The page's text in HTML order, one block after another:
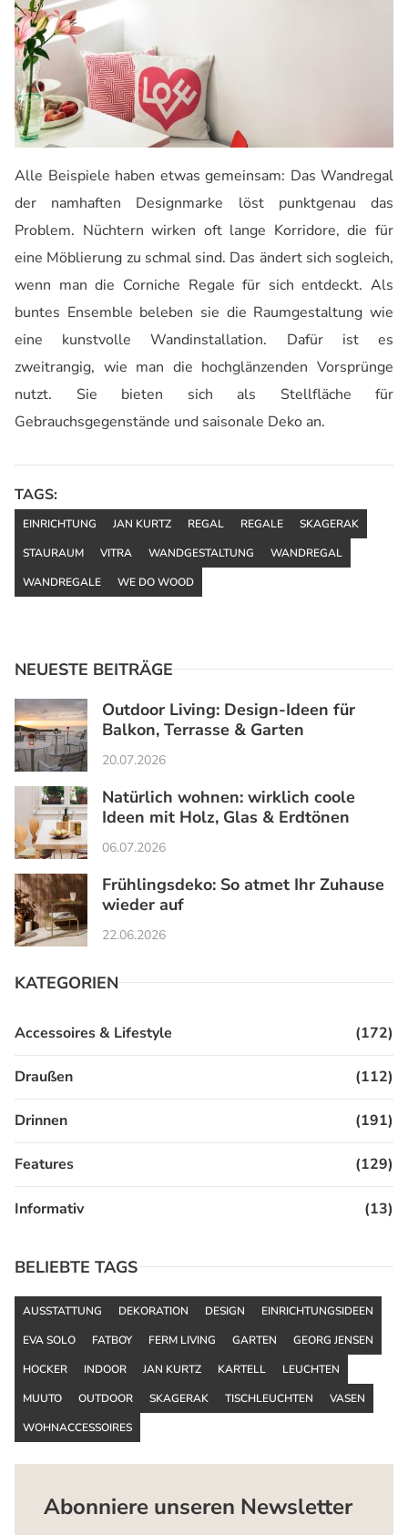
Alle Beispiele haben etwas gemeinsam: Das Wandregal
der namhaften Designmarke löst punktgenau das
Problem. Nüchtern wirken oft lange Korridore, die für
eine Möblierung zu schmal sind. Das ändert sich sogleich,
wenn man die Corniche Regale für sich entdeckt. Als
buntes Ensemble beleben sie die Raumgestaltung wie
eine kunstvolle Wandinstallation. Dafür ist es
zweitrangig, wie man die hochglänzenden Vorsprünge
nutzt. Sie bieten sich als Stellfläche für
Gebrauchsgegenstände und saisonale Deko an.
TAGS:
EINRICHTUNG JAN KURTZ REGAL REGALE
SKAGERAK
STAURAUM
VITRA WANDGESTALTUNG
WANDREGAL
WANDREGALE
WE DO WOOD
NEUESTE BEITRÄGE
Outdoor Living: Design-Ideen für
Balkon, Terrasse & Garten
20.07.2026
Natürlich wohnen: wirklich coole
Ideen mit Holz, Glas & Erdtönen
06.07.2026
Frühlingsdeko: So atmet Ihr Zuhause
wieder auf
22.06.2026
KATEGORIEN
Accessoires & Lifestyle (172)
Draußen (112)
Drinnen (191)
Features (129)
Informativ (13)
BELIEBTE TAGS
AUSSTATTUNG DEKORATION DESIGN
EINRICHTUNGSIDEEN
EVA SOLO
FATBOY FERM LIVING GARTEN
GEORG JENSEN
HOCKER
INDOOR JAN KURTZ KARTELL
LEUCHTEN
MUUTO
OUTDOOR SKAGERAK TISCHLEUCHTEN
VASEN
WOHNACCESSOIRES
Abonniere unseren Newsletter